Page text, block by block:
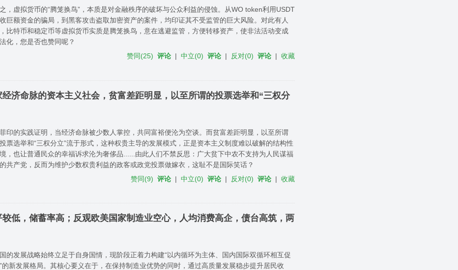
，虚拟货币的“腾笼换鸟”，本质是对金融秩序的破坏与公众利益的侵蚀。从WO token利用USDT
巨额资金的骗局，到黑客攻击盗取加密资产的案件，均印证其不受监管的巨大风险。对此有人
比特币和稳定币等虚拟货币实质是腾笼换鸟，意在逃避监管，方便转移资产，使非法活动变成
化，您是否也赞同呢？
赞同(25) 评论 |中立(0) 评论 | 反对(0) 评论 |收藏
济命脉的资本主义社会，贫富差距明显，以至所谓的投票选举和“三权分
印的实践证明，当经济命脉被少数人掌控，共同富裕便沦为空谈。而贫富差距明显，以至所谓
票选举和“三权分立”流于形式，这种权贵主导的发展模式，正是资本主义制度难以破解的结构性
，也让普通民众的幸福诉求沦为奢侈品......由此人们不禁反思：广大贫下中农不支持为人民谋福
共产党，反而为维护少数权贵利益的政客或政党投票做嫁衣，这耻不是国际笑话？
赞同(9) 评论 |中立(0) 评论 | 反对(0) 评论 |收藏
低，储蓄率高；反观欧美国家制造业空心，人均消费高企，债台高筑，两
的发展战略始终立足于自身国情，现阶段正着力构建“以内循环为主体、国内国际双循环相互促
的新发展格局。其核心要义在于，在保持制造业优势的同时，通过高质量发展稳步提升居民收